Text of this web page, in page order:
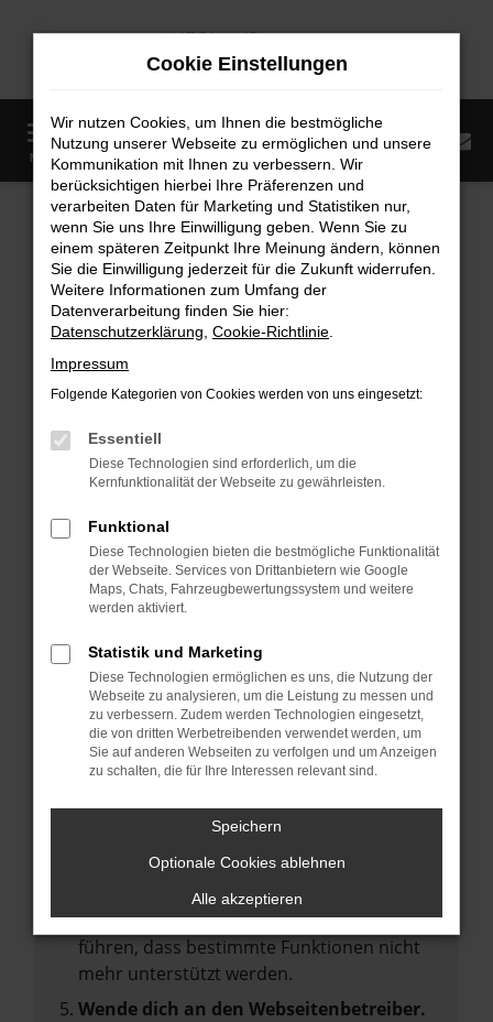
Zum
MENÜ
Startseite Fahrzeugangebote Fahrzeugmarkt
Fahrzeugmarkt
Fehler: Network Error
Beim Laden ist ein Fehler aufgetreten.
Hier sind ein paar Tipps, die dir helfen können:
Überprüfe deine Firewall und deine
Internetverbindung.
deine Suchmaschine?
Prüfe deine Browsererweiterungen.
Manche Erweiterungen, wie Werbeblocker,
können das Laden bestimmter Seiten
anderen Browser oder in einem privaten
Fenster?
Starte dein Gerät neu.
Das kann manchmal helfen,
vorübergehende Probleme zu beheben.
Stelle sicher, dass dein Browser und dein
Betriebssystem auf dem neuesten Stand
Veraltete Software birgt nicht nur ein
Sicherheitsrisiko, sondern kann auch dazu
führen, dass bestimmte Funktionen nicht
mehr unterstützt werden.
Wende dich an den Webseitenbetreiber.
Cookie Einstellungen
Wir nutzen Cookies, um Ihnen die bestmögliche
Nutzung unserer Webseite zu ermöglichen und unsere
Kommunikation mit Ihnen zu verbessern. Wir
berücksichtigen hierbei Ihre Präferenzen und
verarbeiten Daten für Marketing und Statistiken nur,
wenn Sie uns Ihre Einwilligung geben. Wenn Sie zu
einem späteren Zeitpunkt Ihre Meinung ändern, können
Sie die Einwilligung jederzeit für die Zukunft widerrufen.
Weitere Informationen zum Umfang der
Datenverarbeitung finden Sie hier:
Datenschutzerklärung Cookie-Richtlinie
Impressum
Folgende Kategorien von Cookies werden von uns eingesetzt:
Essentiell
Diese Technologien sind erforderlich, um die
Kernfunktionalität der Webseite zu gewährleisten.
Funktional
Diese Technologien bieten die bestmögliche Funktionalität
der Webseite. Services von Drittanbietern wie Google
Maps, Chats, Fahrzeugbewertungssystem und weitere
werden aktiviert.
Statistik und Marketing
Diese Technologien ermöglichen es uns, die Nutzung der
Webseite zu analysieren, um die Leistung zu messen und
zu verbessern. Zudem werden Technologien eingesetzt,
die von dritten Werbetreibenden verwendet werden, um
Sie auf anderen Webseiten zu verfolgen und um Anzeigen
zu schalten, die für Ihre Interessen relevant sind.
Speichern
Optionale Cookies ablehnen
Alle akzeptieren